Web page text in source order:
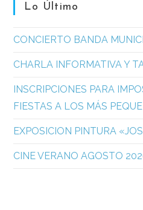
Lo Último
CONCIERTO BANDA
CHARLA INFORMATIVA Y
INSCRIPCIONES PARA
FIESTAS A LOS MÁS
EXPOSICION PINTURA
CINE VERANO AGOSTO